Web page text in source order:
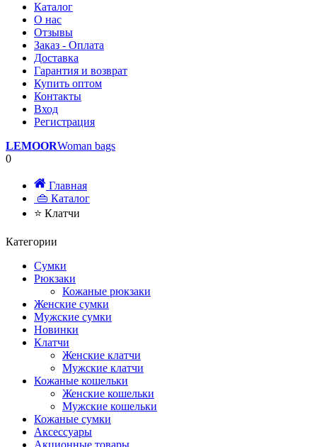
Каталог
О нас
Отзывы
Заказ - Оплата
Доставка
Гарантия и возврат
Купить оптом
Контакты
Вход
Регистрация
LEMOORWoman bags
0
Главная
👜 Каталог
⭐ Клатчи
Категории
Сумки
Рюкзаки
Кожаные рюкзаки
Женские сумки
Мужские сумки
Новинки
Клатчи
Женские клатчи
Мужские клатчи
Кожаные кошельки
Женские кошельки
Мужские кошельки
Кожаные сумки
Аксессуары
Акционные товары